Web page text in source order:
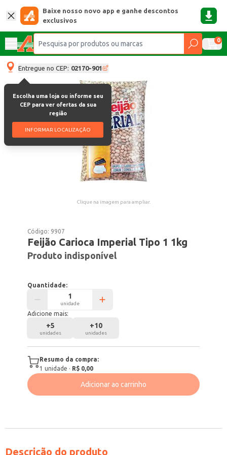
Baixe nosso novo app e ganhe descontos
exclusivos
0
Entregue no CEP: 02170-901
Escolha uma loja ou informe seu
CEP para ver ofertas da sua
região
INFORMAR LOCALIZAÇÃO
Clique na imagem para ampliar.
Código: 9907
Feijão Carioca Imperial Tipo 1 1kg
Produto indisponível
Quantidade:
unidade
Adicione mais:
+5
unidades
+10
unidades
Resumo da compra:
1 unidade · R$ 0,00
Adicionar ao carrinho
Descrição do produto